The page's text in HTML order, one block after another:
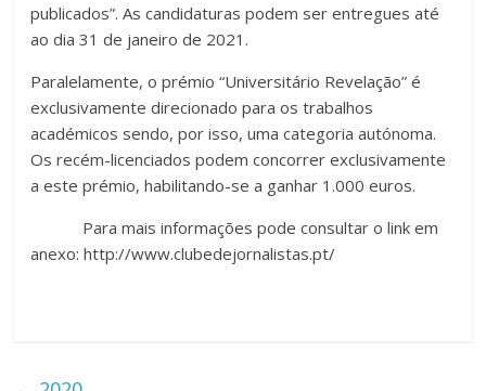
publicados”. As candidaturas podem ser entregues até
ao dia 31 de janeiro de 2021.
Paralelamente, o prémio “Universitário Revelação” é
exclusivamente direcionado para os trabalhos
académicos sendo, por isso, uma categoria autónoma.
Os recém-licenciados podem concorrer exclusivamente
a este prémio, habilitando-se a ganhar 1.000 euros.
Para mais informações pode consultar o link em
anexo: http://www.clubedejornalistas.pt/